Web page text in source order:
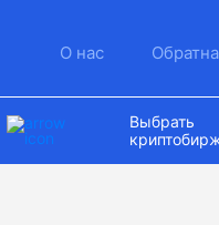
О нас
Выбрать